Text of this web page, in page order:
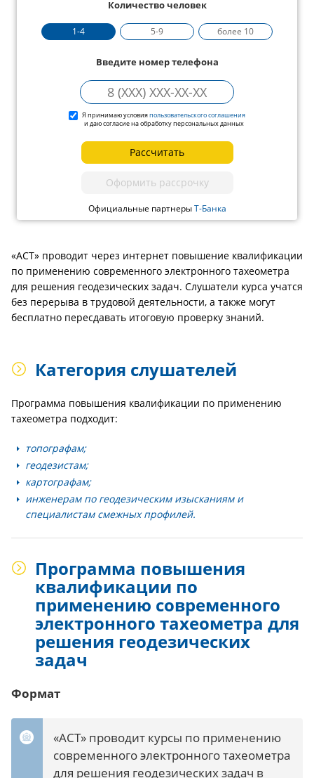
Количество человек
1-4 5-9 более 10
Введите номер телефона
Я принимаю условияпользовательского соглашения
и даю согласие на обработку персональных данных
Рассчитать
Оформить рассрочку
Официальные партнерыТ-Банка
«АСТ» проводит через интернет повышение квалификации
по применению современного электронного тахеометра
для решения геодезических задач. Слушатели курса учатся
без перерыва в трудовой деятельности, а также могут
бесплатно пересдавать итоговую проверку знаний.
Категория слушателей
Программа повышения квалификации по применению
тахеометра подходит:
топографам;
геодезистам;
картографам;
инженерам по геодезическим изысканиям и
специалистам смежных профилей.
Программа повышения
квалификации по
применению современного
электронного тахеометра для
решения геодезических
задач
Формат
«АСТ» проводит курсы по применению
современного электронного тахеометра
для решения геодезических задач в